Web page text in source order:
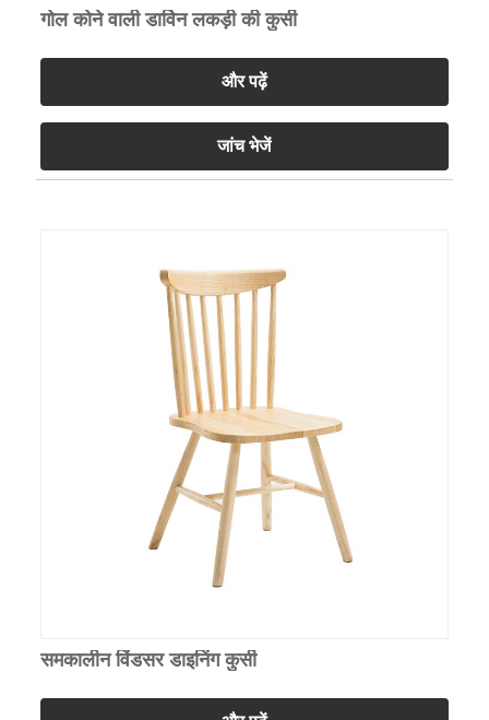
गोल कोने वाली डार्विन लकड़ी की कुर्सी
और पढ़ें
जांच भेजें
समकालीन विंडसर डाइनिंग कुर्सी